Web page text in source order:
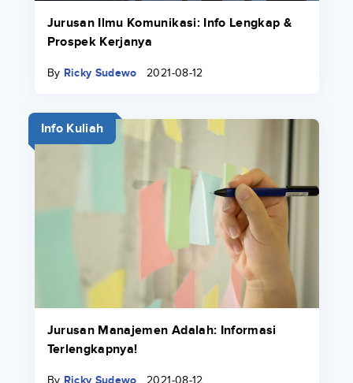
Jurusan Ilmu Komunikasi: Info Lengkap &
Prospek Kerjanya
By Ricky Sudewo 2021-08-12
Info Kuliah
Jurusan Manajemen Adalah: Informasi
Terlengkapnya!